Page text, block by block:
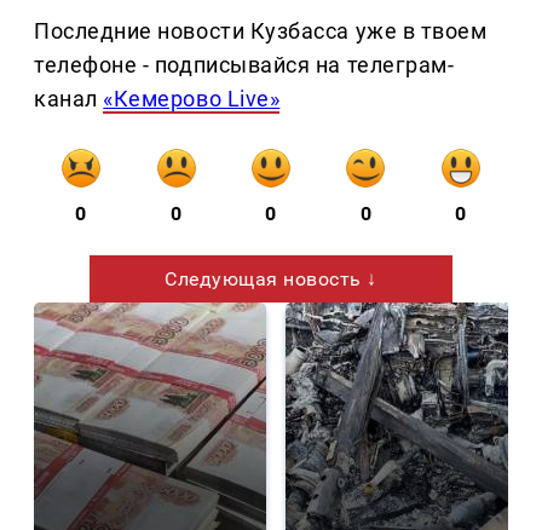
Последние новости Кузбасса уже в твоем
телефоне - подписывайся на телеграм-
канал «Кемерово Live»
0 0 0 0 0
Следующая новость ↓